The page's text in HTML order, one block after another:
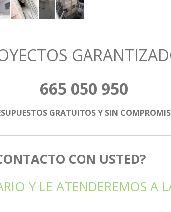
665 050 950
GRATUITOS Y SIN
CON USTED?
Y LE ATENDEREMOS A